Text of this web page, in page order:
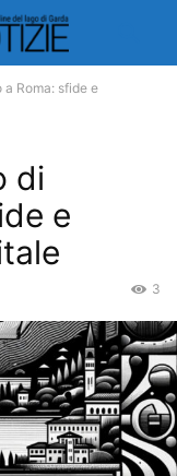
Roma: sfide e
di
e
3